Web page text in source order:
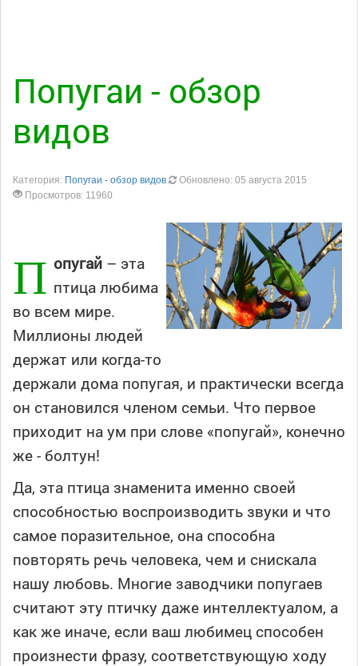
Попугаи - обзор
видов
Категория: Попугаи - обзор видов
Обновлено: 05 августа 2015
Просмотров: 11960
П опугай – эта
птица любима
во всем мире.
Миллионы людей
держат или когда-то
держали дома попугая, и практически всегда
он становился членом семьи. Что первое
приходит на ум при слове «попугай», конечно
же - болтун!
Да, эта птица знаменита именно своей
способностью воспроизводить звуки и что
самое поразительное, она способна
повторять речь человека, чем и снискала
нашу любовь. Многие заводчики попугаев
считают эту птичку даже интеллектуалом, а
как же иначе, если ваш любимец способен
произнести фразу, соответствующую ходу